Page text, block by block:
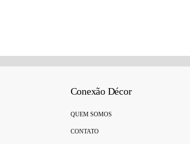
Conexão Décor
QUEM SOMOS
CONTATO